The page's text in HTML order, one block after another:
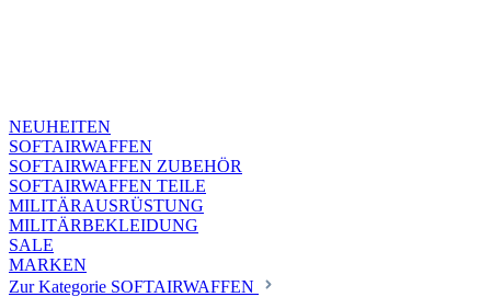
NEUHEITEN
SOFTAIRWAFFEN
SOFTAIRWAFFEN ZUBEHÖR
SOFTAIRWAFFEN TEILE
MILITÄRAUSRÜSTUNG
MILITÄRBEKLEIDUNG
SALE
MARKEN
Zur Kategorie SOFTAIRWAFFEN